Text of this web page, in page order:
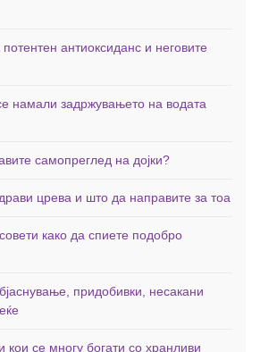
антиоксиданс и неговите
намали задржувањето на водата
самопреглед на дојки?
црева и што да направите за тоа
како да спиете подобро
придобивки, несакани
кои се многу богати со хранливи